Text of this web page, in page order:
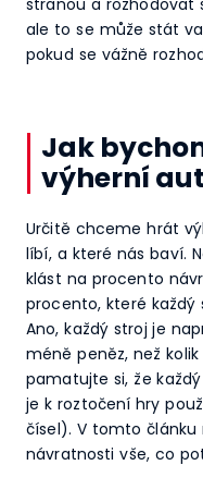
ale to se může stát
pokud se vážně
Jak
výherní
Určitě chceme hrát
líbí, a které nás baví.
klást na procento
procento, které
Ano, každý stroj je
méně peněz, než
pamatujte si, že
je k roztočení hry
čísel). V tomto
návratnosti vše, co